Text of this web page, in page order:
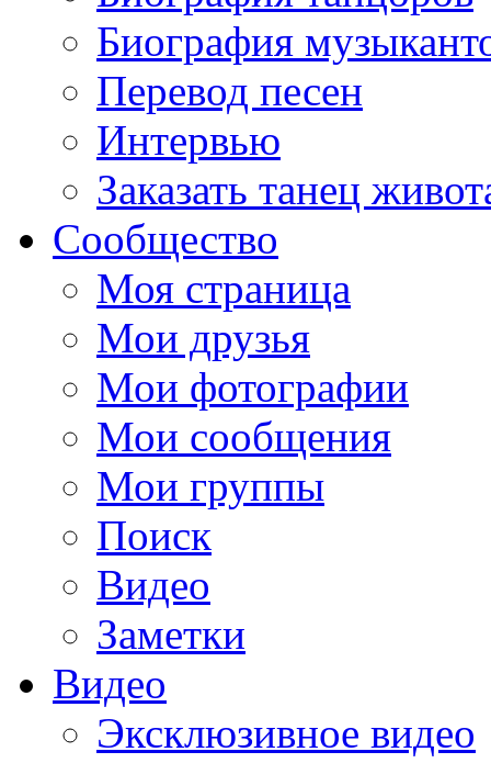
Биография
Перевод песен
Интервью
Заказать танец
Сообщество
Моя страница
Мои друзья
Мои фотографии
Мои сообщения
Мои группы
Поиск
Видео
Заметки
Видео
Эксклюзивное видео